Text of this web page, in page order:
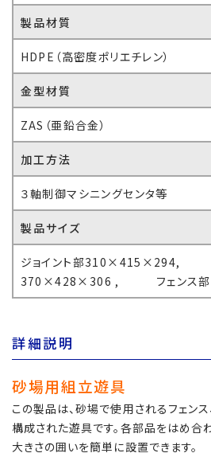
製品材質
HDPE（高密度ポリエチレン）
金型材質
ZAS（亜鉛合金）
加工方法
３軸制御マシニングセンタ等
製品サイズ
ジョイント部310×415×294,
370×428×306 , フェンス部
詳細説明
砂場用組立遊具
この製品は、砂場で使用されるフェンス
構成された遊具です。各部品をはめ合
大きさの囲いを簡単に設置できます。